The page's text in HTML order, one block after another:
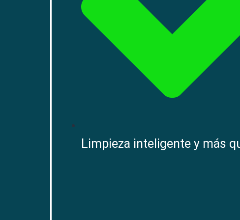
Limpieza inteligente y más